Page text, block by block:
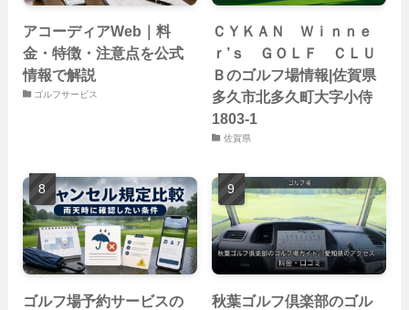
アコーディアWeb｜料
金・特徴・注意点を公式
情報で解説
ゴルフサービス
ＣＹＫＡＮ Ｗｉｎｎｅ
ｒ’ｓ ＧＯＬＦ ＣＬＵ
Ｂのゴルフ場情報|佐賀県
多久市北多久町大字小侍
1803-1
佐賀県
ゴルフ場予約サービスの
秋葉ゴルフ倶楽部のゴル